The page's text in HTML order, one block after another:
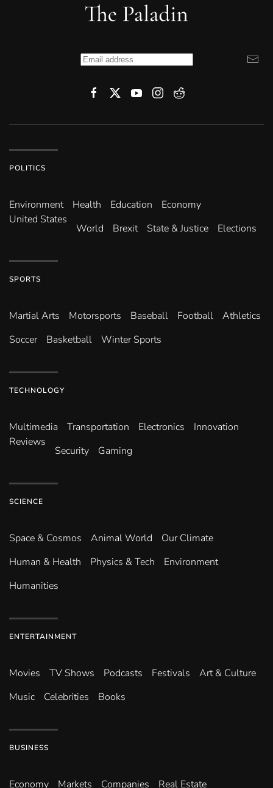
POLITICS
Environ­ment Health Education
Economy
United States
World Brexit State & Justice Elections
SPORTS
Martial Arts Motorsports Baseball Football
Athletics
Soccer
Basketball Winter Sports
TECHNOLOGY
Multimedia Transportation Electronics
Innovation
Reviews
Security Gaming
SCIENCE
Space & Cosmos Animal World
Our Climate
Human & Health
Physics & Tech
Environment
Humanities
ENTERTAINMENT
Movies TV Shows Podcasts Festivals
Art & Culture
Music
Celebrities Books
BUSINESS
Economy Markets Companies
Real Estate